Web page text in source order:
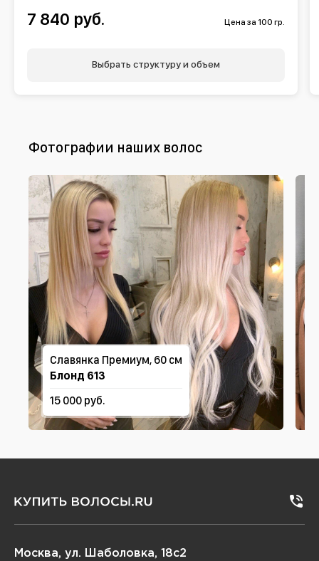
7 840 руб. Цена за 100 гр.
Выбрать структуру и объем
Фотографии наших волос
Славянка Премиум, 60 см
Блонд 613
15 000 руб.
Москва, ул. Шаболовка, 18с2